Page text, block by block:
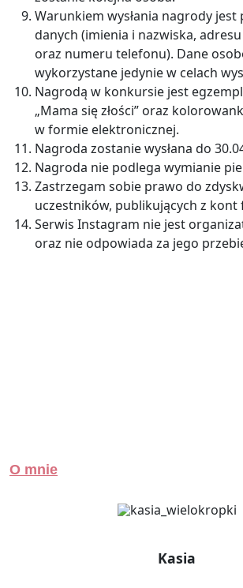
Warunkiem wysłania nagrody jest
danych (imienia i nazwiska,
oraz numeru telefonu). Dane
wykorzystane jedynie w celach
Nagrodą w konkursie jest
„Mama się złości” oraz
w formie elektronicznej.
Nagroda zostanie wysłana do
Nagroda nie podlega wymianie
Zastrzegam sobie prawo do
uczestników, publikujących z kont
Serwis Instagram nie jest
oraz nie odpowiada za jego
O mnie
Kasia